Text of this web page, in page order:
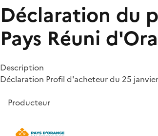
Déclaration du
Pays Réuni
Description
Déclaration Profil d'acheteur du 25
Producteur